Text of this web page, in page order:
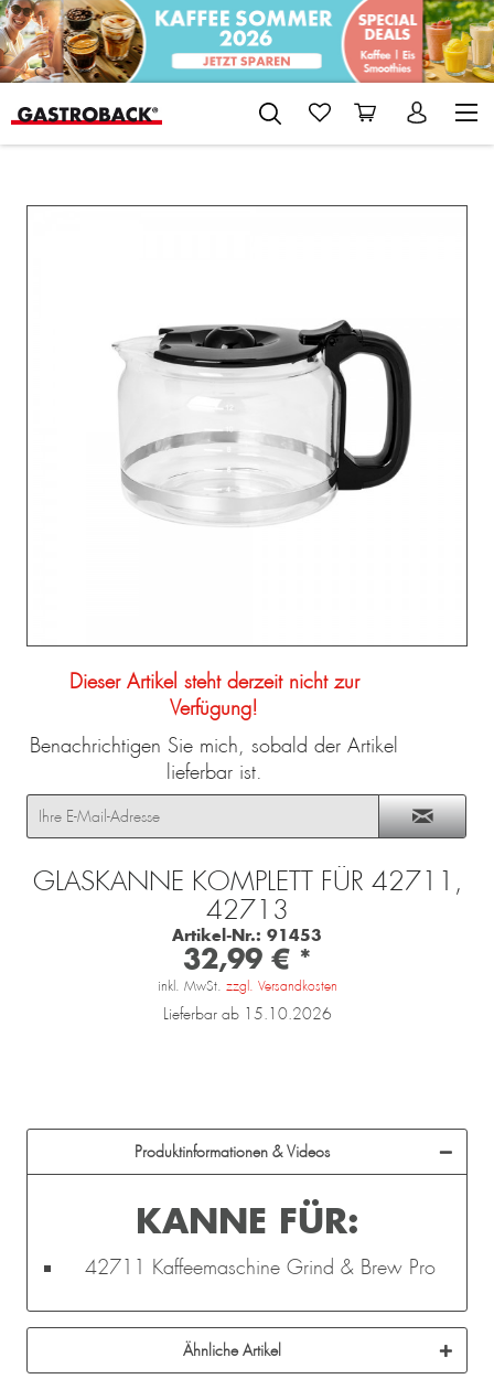
Dieser Artikel steht derzeit nicht zur
Verfügung!
Benachrichtigen Sie mich, sobald der Artikel
lieferbar ist.
GLASKANNE KOMPLETT FÜR 42711,
42713
Artikel-Nr.: 91453
32,99 € *
inkl. MwSt. zzgl. Versandkosten
Lieferbar ab 15.10.2026
Produktinformationen & Videos
KANNE FÜR:
42711 Kaffeemaschine Grind & Brew Pro
Ähnliche Artikel